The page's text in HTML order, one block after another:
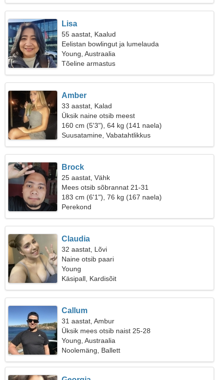
Lisa
55 aastat, Kaalud
Eelistan bowlingut ja lumelauda
Young, Austraalia
Tõeline armastus
Amber
33 aastat, Kalad
Üksik naine otsib meest
160 cm (5'3"), 64 kg (141 naela)
Suusatamine, Vabatahtlikkus
Brock
25 aastat, Vähk
Mees otsib sõbrannat 21-31
183 cm (6'1"), 76 kg (167 naela)
Perekond
Claudia
32 aastat, Lõvi
Naine otsib paari
Young
Käsipall, Kardisõit
Callum
31 aastat, Ambur
Üksik mees otsib naist 25-28
Young, Austraalia
Noolemäng, Ballett